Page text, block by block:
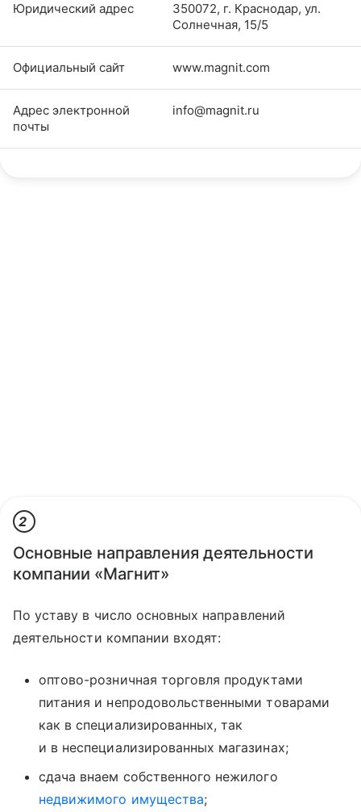
Юридический адрес
350072, г. Краснодар, ул.
Солнечная, 15/5
Официальный сайт www.magnit.com
Адрес электронной
почты
info@magnit.ru
2
Основные направления деятельности
компании «Магнит»
По уставу в число основных направлений
деятельности компании входят:
оптово-розничная торговля продуктами
питания и непродовольственными товарами
как в специализированных, так
и в неспециализированных магазинах;
сдача внаем собственного нежилого
недвижимого имущества;